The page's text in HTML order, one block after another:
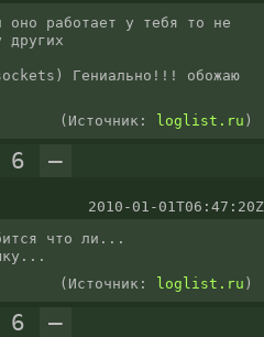
работает у тебя то не
других
Гениально!!! обожаю
(Источник:
loglist.ru )
6 –
2010-01-01T06:47:20Z
что ли...
(Источник: loglist.ru )
6 –